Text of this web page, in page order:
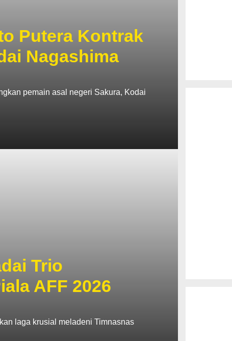
Putera Kontrak
Nagashima
pemain asal negeri Sakura, Kodai
Trio
AFF 2026
laga krusial meladeni Timnasnas